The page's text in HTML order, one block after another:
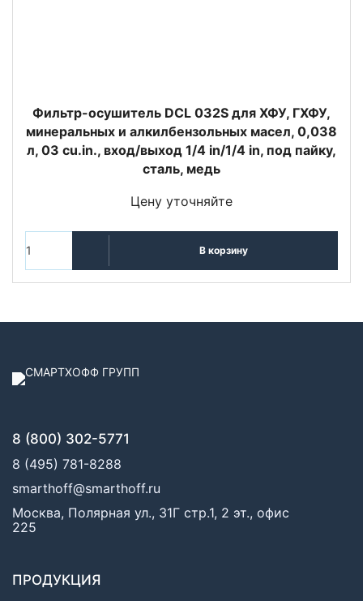
Фильтр-осушитель DCL 032S для ХФУ, ГХФУ,
минеральных и алкилбензольных масел, 0,038
л, 03 cu.in., вход/выход 1/4 in/1/4 in, под пайку,
сталь, медь
Цену уточняйте
В корзину
8 (800) 302-5771
8 (495) 781-8288
smarthoff@smarthoff.ru
Москва, Полярная ул., 31Г стр.1, 2 эт., офис
225
ПРОДУКЦИЯ